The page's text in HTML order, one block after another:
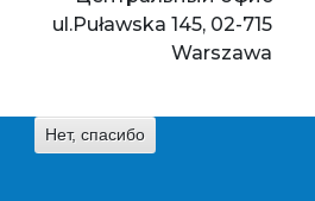
ul.Puławska 145, 02-715
Warszawa
Нет, спасибо